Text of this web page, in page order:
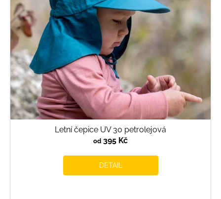
Letní čepice UV 30 petrolejová
od 395 Kč
DETAIL